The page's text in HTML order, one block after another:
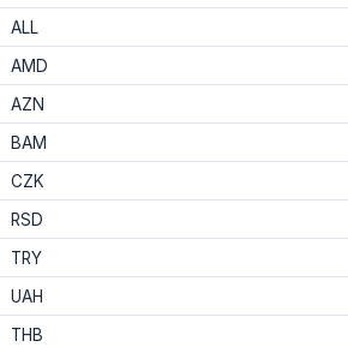
ALL
AMD
AZN
BAM
CZK
RSD
TRY
UAH
THB